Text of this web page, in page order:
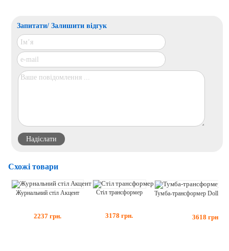
Запитати/ Залишити відгук
Схожі товари
Журнальний стіл Акцент
2237 грн.
Стіл трансформер
3178 грн. 3618 грн.